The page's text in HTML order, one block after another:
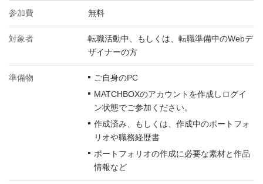
参加費 無料
対象者
転職活動中、もしくは、転職準備中のWebデ
ザイナーの方
準備物
ご自身のPC
MATCHBOXのアカウントを作成しログイ
ン状態でご参加ください。
作成済み、もしくは、作成中のポートフォ
リオや職務経歴書
ポートフォリオの作成に必要な素材と作品
情報など